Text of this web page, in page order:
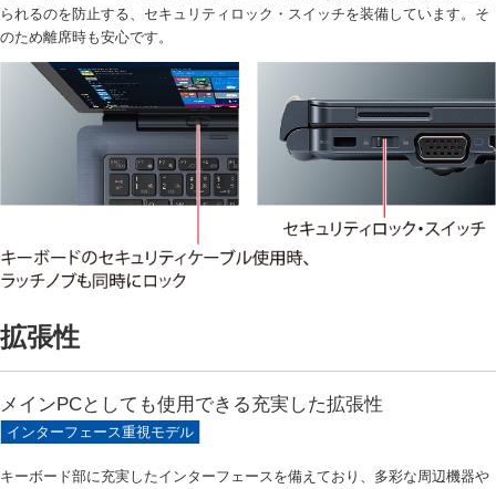
られるのを防止する、セキュリティロック・スイッチを装備しています。そ
のため離席時も安心です。
拡張性
メインPCとしても使用できる充実した拡張性
インターフェース重視モデル
キーボード部に充実したインターフェースを備えており、多彩な周辺機器や